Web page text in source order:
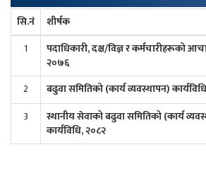
सि.नं
शीर्षक
1
पदाधिकारी, दक्ष/विज्ञ र कर्मचारीहरूको
२०७६
2 बढुवा समितिको (कार्य व्यवस्थापन)
3
स्थानीय सेवाको बढुवा समितिको (कार्य
कार्यविधि, २०८२